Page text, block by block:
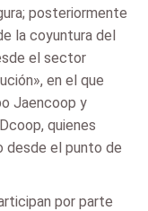
posteriormente
la coyuntura del
el sector
en el que
Jaencoop y
quienes
desde el punto de
por parte